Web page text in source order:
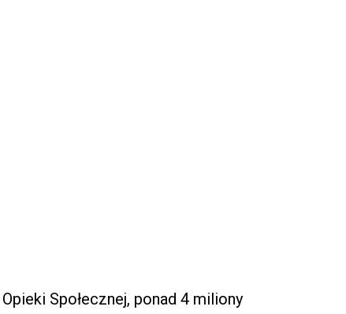
Społecznej, ponad 4 miliony